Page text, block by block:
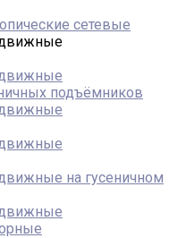
сетевые
подъёмников
на гусеничном